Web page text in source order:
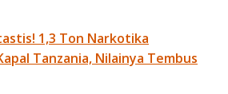
1,3 Ton Narkotika
Tanzania, Nilainya Tembus